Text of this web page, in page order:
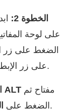
الخطوة 2:
الضغط على زر
على زر الإبطاء على المشغل. سوف يسرع الفيديو.
ALT
الضغط علىالزر سوف يبطئ وتيرة الفيديو.